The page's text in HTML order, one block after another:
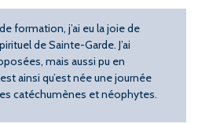
formation, j’ai eu la joie de
de Sainte-Garde. J’ai
mais aussi pu en
ainsi qu’est née une journée
catéchumènes et néophytes.